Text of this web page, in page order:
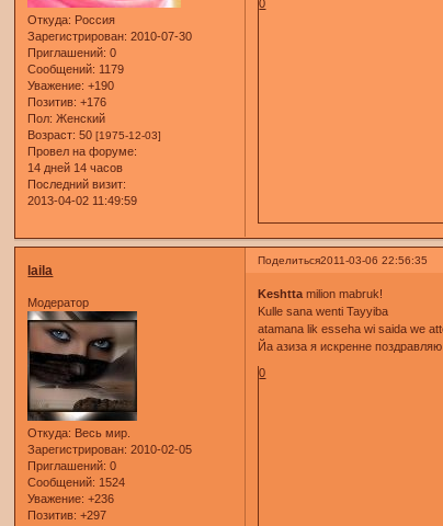
Откуда: Россия
Зарегистрирован: 2010-07-30
Приглашений: 0
Сообщений: 1179
Уважение: +190
Позитив: +176
Пол: Женский
Возраст: 50[1975-12-03]
Провел на форуме:
14 дней 14 часов
Последний визит:
2013-04-02 11:49:59
0
Поделиться2011-03-06 22:56:35
laila
Модератор
Откуда: Весь мир.
Зарегистрирован: 2010-02-05
Приглашений: 0
Сообщений: 1524
Уважение: +236
Позитив: +297
Keshtta milion mabruk!
Kulle sana wenti Tayyiba
atamana lik esseha wi saida we
Йа азиза я искренне
0